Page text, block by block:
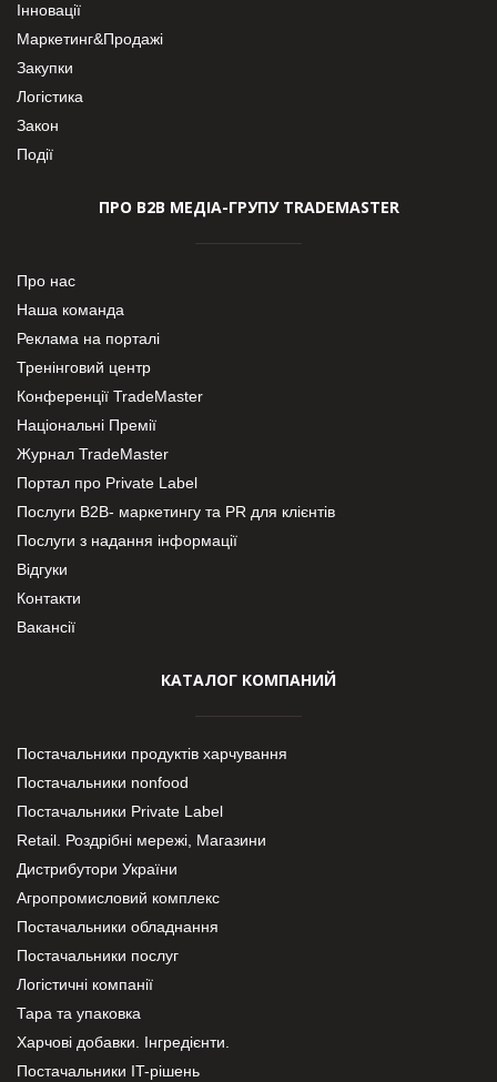
Інновації
Маркетинг&Продажі
Закупки
Логістика
Закон
Події
ПРО В2В МЕДІА-ГРУПУ TRADEMASTER
Про нас
Наша команда
Реклама на порталі
Тренінговий центр
Конференції TradeMaster
Національні Премії
Журнал TradeMaster
Портал про Private Label
Послуги В2В- маркетингу та PR для клієнтів
Послуги з надання інформації
Відгуки
Контакти
Вакансії
КАТАЛОГ КОМПАНИЙ
Постачальники продуктів харчування
Постачальники nonfood
Постачальники Private Label
Retail. Роздрібні мережі, Магазини
Дистрибутори України
Агропромисловий комплекс
Постачальники обладнання
Постачальники послуг
Логістичні компанії
Тара та упаковка
Харчові добавки. Інгредієнти.
Постачальники IT-рішень